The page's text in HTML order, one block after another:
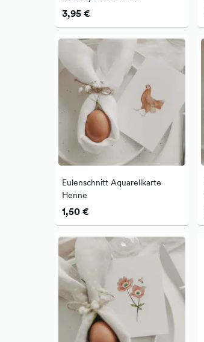
3,95 €
Eulenschnitt Aquarellkarte
Henne
1,50 €